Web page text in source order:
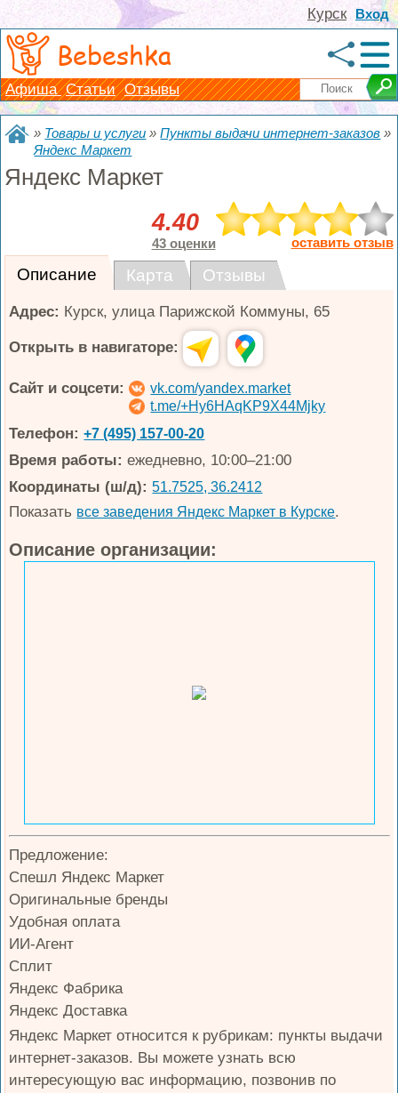
Вход
Курск
Bebeshka
Афиша Статьи Отзывы
» Товары и услуги »Пункты выдачи интернет-заказов »
Яндекс Маркет
Яндекс Маркет
4.40
43 оценки оставить отзыв
Описание Карта Отзывы
Адрес: Курск,улица Парижской Коммуны, 65
Открыть в навигаторе:
Сайт и соцсети:
vk.com/yandex.market
t.me/+Hy6HAqKP9X44Mjky
Телефон: +7 (495) 157-00-20
Время работы: ежедневно, 10:00–21:00
Координаты (ш/д): 51.7525, 36.2412
Показать все заведения Яндекс Маркет в Курске.
Описание организации:
Предложение:
Спешл Яндекс Маркет
Оригинальные бренды
Удобная оплата
ИИ-Агент
Сплит
Яндекс Фабрика
Яндекс Доставка
Яндекс Маркет относится к рубрикам: пункты выдачи
интернет-заказов. Вы можете узнать всю
интересующую вас информацию, позвонив по